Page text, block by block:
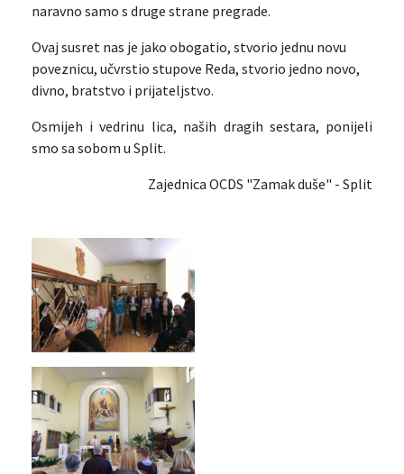
naravno samo s druge strane pregrade.
Ovaj susret nas je jako obogatio, stvorio jednu novu
poveznicu, učvrstio stupove Reda, stvorio jedno novo,
divno, bratstvo i prijateljstvo.
Osmijeh i vedrinu lica, naših dragih sestara, ponijeli
smo sa sobom u Split.
Zajednica OCDS "Zamak duše" - Split